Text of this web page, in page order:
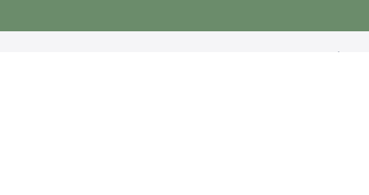
Volg ons via social media